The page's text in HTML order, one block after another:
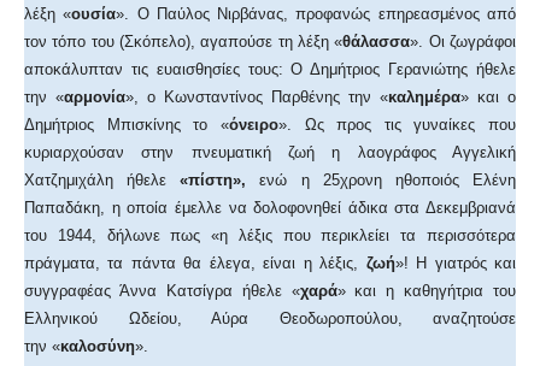
λέξη «ουσία». Ο Παύλος Νιρβάνας, προφανώς επηρεασμένος από
τον τόπο του (Σκόπελο), αγαπούσε τη λέξη «θάλασσα». Οι ζωγράφοι
αποκάλυπταν τις ευαισθησίες τους: Ο Δημήτριος Γερανιώτης ήθελε
την «αρμονία», ο Κωνσταντίνος Παρθένης την «καλημέρα» και ο
Δημήτριος Μπισκίνης το «όνειρο». Ως προς τις γυναίκες που
κυριαρχούσαν στην πνευματική ζωή η λαογράφος Αγγελική
Χατζημιχάλη ήθελε«πίστη», ενώ η 25χρονη ηθοποιός Ελένη
Παπαδάκη, η οποία έμελλε να δολοφονηθεί άδικα στα Δεκεμβριανά
του 1944, δήλωνε πως «η λέξις που περικλείει τα περισσότερα
πράγματα, τα πάντα θα έλεγα, είναι η λέξις, ζωή»! Η γιατρός και
συγγραφέας Άννα Κατσίγρα ήθελε «χαρά» και η καθηγήτρια του
Ελληνικού Ωδείου, Αύρα Θεοδωροπούλου, αναζητούσε
την «καλοσύνη».